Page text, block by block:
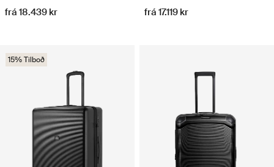
frá 18.439 kr frá 17.119 kr
15% Tilboð